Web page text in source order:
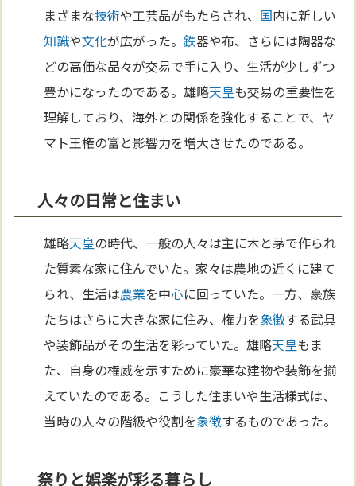
まざまな技術や工芸品がもたらされ、 国内に新しい
知識や文化が広がった。鉄器や布、さらには陶器な
どの高価な品々が交易で手に入り、生活が少しずつ
豊かになったのである。雄略天皇も交易の重要性を
理解しており、海外との関係を強化することで、ヤ
マト王権の富と影響力を増大させたのである。
人々の日常と住まい
雄略天皇の時代、一般の人々は主に木と茅で作られ
た質素な家に住んでいた。家々は農地の近くに建て
られ、生活は農業を中心に回っていた。一方、豪族
たちはさらに大きな家に住み、権力を象徴する武具
や装飾品がその生活を彩っていた。雄略天皇もま
た、自身の権威を示すために豪華な建物や装飾を揃
えていたのである。こうした住まいや生活様式は、
当時の人々の階級や役割を象徴するものであった。
祭りと娯楽が彩る暮らし